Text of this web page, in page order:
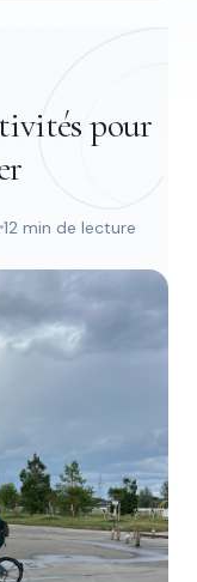
pour
12 min de lecture